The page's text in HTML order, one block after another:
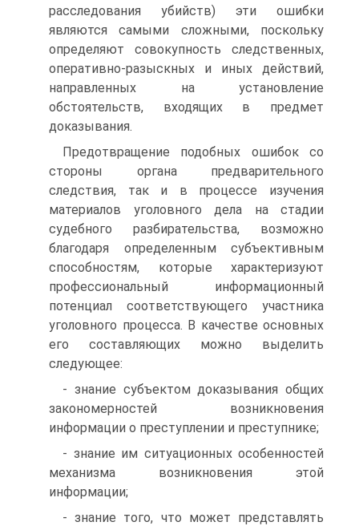
расследования убийств) эти ошибки
являются самыми сложными, поскольку
определяют совокупность следственных,
оперативно-разыскных и иных действий,
направленных на установление
обстоятельств, входящих в предмет
доказывания.
Предотвращение подобных ошибок со
стороны органа предварительного
следствия, так и в процессе изучения
материалов уголовного дела на стадии
судебного разбирательства, возможно
благодаря определенным субъективным
способностям, которые характеризуют
профессиональный информационный
потенциал соответствующего участника
уголовного процесса. В качестве основных
его составляющих можно выделить
следующее:
- знание субъектом доказывания общих
закономерностей возникновения
информации о преступлении и преступнике;
- знание им ситуационных особенностей
механизма возникновения этой
информации;
- знание того, что может представлять